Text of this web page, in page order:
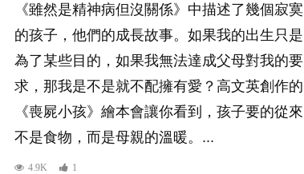
《雖然是精神病但沒關係》中描述了幾個寂寞
的孩子，他們的成長故事。如果我的出生只是
為了某些目的，如果我無法達成父母對我的要
求，那我是不是就不配擁有愛？高文英創作的
《喪屍小孩》繪本會讓你看到，孩子要的從來
不是食物，而是母親的溫暖。...
4.9K 1